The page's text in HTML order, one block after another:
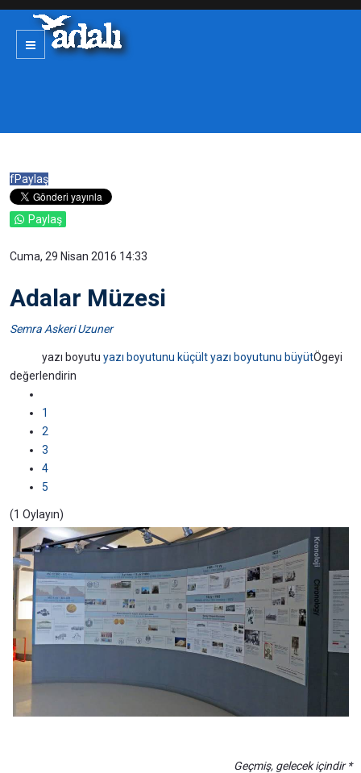
fPaylaş
Paylaş
Cuma, 29 Nisan 2016 14:33
Adalar Müzesi
Semra Askeri Uzuner
yazı boyutu yazı boyutunu küçült yazı boyutunu büyütÖgeyi
değerlendirin
1
2
3
4
5
(1 Oylayın)
Geçmiş, gelecek içindir *